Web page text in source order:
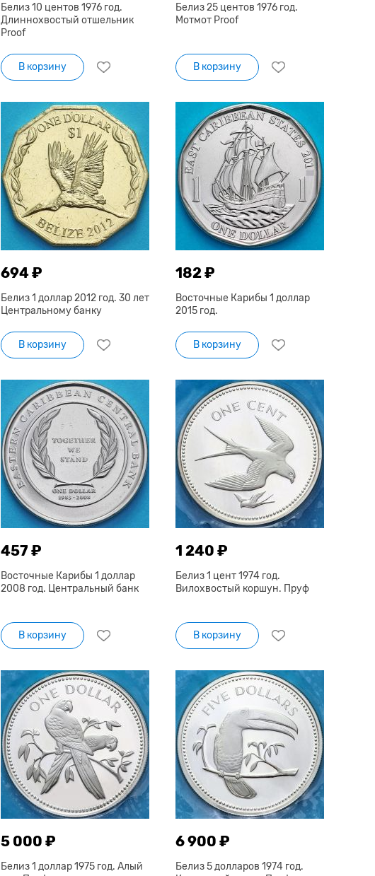
Белиз 10 центов 1976 год.
Длиннохвостый отшельник
Proof
В корзину
Белиз 25 центов 1976 год.
Мотмот Proof
В корзину
694 ₽
Белиз 1 доллар 2012 год. 30 лет
Центральному банку
В корзину
182 ₽
Восточные Карибы 1 доллар
2015 год.
В корзину
457 ₽
Восточные Карибы 1 доллар
2008 год. Центральный банк
В корзину
1 240 ₽
Белиз 1 цент 1974 год.
Вилохвостый коршун. Пруф
В корзину
5 000 ₽
Белиз 1 доллар 1975 год. Алый
6 900 ₽
Белиз 5 долларов 1974 год.